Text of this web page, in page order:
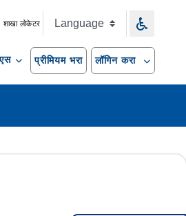
शाखा लोकेटर
प्रीमियम भरा लॉगिन करा